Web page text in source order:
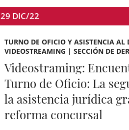
29 DIC/22
TURNO DE OFICIO Y ASISTENCIA
VIDEOSTREAMING | SECCIÓN DE
Videostraming:
Turno de Oficio: La
la asistencia jurídica
reforma concursal